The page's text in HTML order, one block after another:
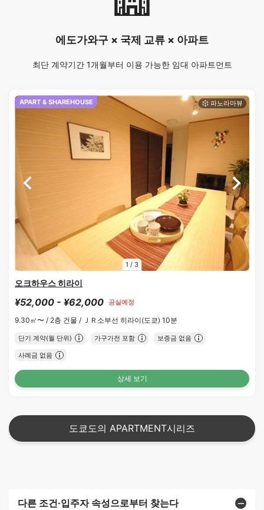
에도가와구 × 국제 교류 × 아파트
최단 계약기간 1개월부터 이용 가능한 임대 아파트먼트
1 / 3
APART & SHAREHOUSE
오크하우스 히라이
¥52,000 - ¥62,000 공실예정
9.30㎡〜 / 2층 건물 / ＪＲ소부선 히라이(도쿄) 10분
단기 계약(월 단위) 가구가전 포함 보증금 없음
사례금 없음
상세 보기
도쿄도의 APARTMENT시리즈
다른 조건·입주자 속성으로부터 찾는다